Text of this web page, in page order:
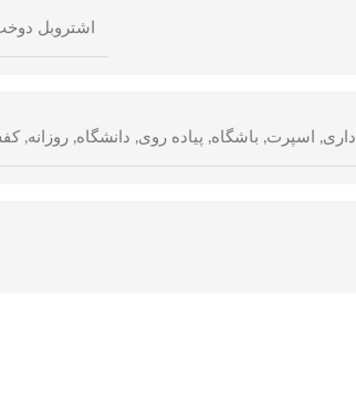
اشتروبل
اداری, اسپرت, باشگاه, پیاده روی, دانشگاه, روزانه,